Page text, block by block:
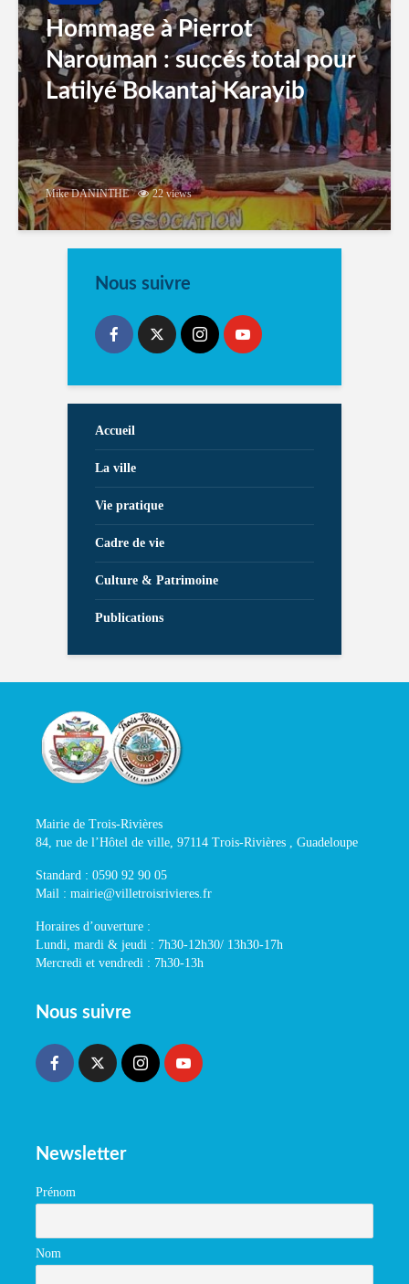
Hommage à Pierrot
Narouman : succés total pour
Latilyé Bokantaj Karayib
Mike DANINTHE 22 views
Nous suivre
Accueil
La ville
Vie pratique
Cadre de vie
Culture & Patrimoine
Publications
Mairie de Trois-Rivières
84, rue de l’Hôtel de ville, 97114 Trois-Rivières , Guadeloupe
Standard : 0590 92 90 05
Mail : mairie@villetroisrivieres.fr
Horaires d’ouverture :
Lundi, mardi & jeudi : 7h30-12h30/ 13h30-17h
Mercredi et vendredi : 7h30-13h
Nous suivre
Newsletter
Prénom
Nom